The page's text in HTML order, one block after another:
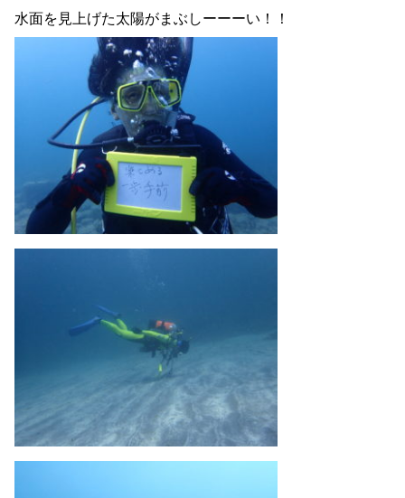
水面を見上げた太陽がまぶしーーーい！！